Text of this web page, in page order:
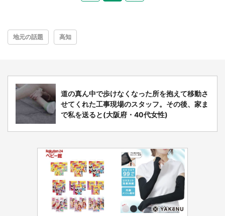
地元の話題 高知
道の真ん中で歩けなくなった所を抱えて移動さ
せてくれた工事現場のスタッフ。その後、家ま
で私を送ると(大阪府・40代女性)